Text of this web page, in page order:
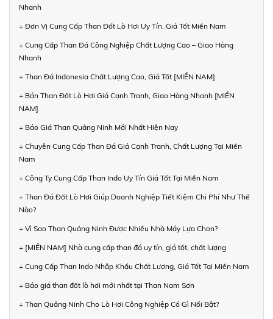
Nhanh
+ Đơn Vị Cung Cấp Than Đốt Lò Hơi Uy Tín, Giá Tốt Miền Nam
+ Cung Cấp Than Đá Công Nghiệp Chất Lượng Cao – Giao Hàng
Nhanh
+ Than Đá Indonesia Chất Lượng Cao, Giá Tốt [MIỀN NAM]
+ Bán Than Đốt Lò Hơi Giá Cạnh Tranh, Giao Hàng Nhanh [MIỀN
NAM]
+ Báo Giá Than Quảng Ninh Mới Nhất Hiện Nay
+ Chuyên Cung Cấp Than Đá Giá Cạnh Tranh, Chất Lượng Tại Miền
Nam
+ Công Ty Cung Cấp Than Indo Uy Tín Giá Tốt Tại Miền Nam
+ Than Đá Đốt Lò Hơi Giúp Doanh Nghiệp Tiết Kiệm Chi Phí Như Thế
Nào?
+ Vì Sao Than Quảng Ninh Được Nhiều Nhà Máy Lựa Chọn?
+ [MIỀN NAM] Nhà cung cấp than đá uy tín, giá tốt, chất lượng
+ Cung Cấp Than Indo Nhập Khẩu Chất Lượng, Giá Tốt Tại Miền Nam
+ Báo giá than đốt lò hơi mới nhất tại Than Nam Sơn
+ Than Quảng Ninh Cho Lò Hơi Công Nghiệp Có Gì Nổi Bật?